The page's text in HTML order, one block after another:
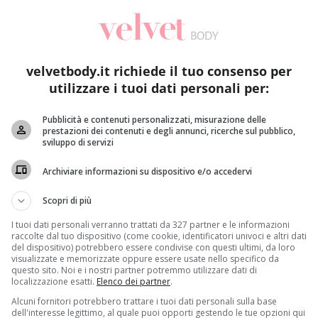
tigri anche in Europa, potrebbero entrare in azione
velvetbody.it richiede il tuo consenso per
utilizzare i tuoi dati personali per:
Pubblicità e contenuti personalizzati, misurazione delle
prestazioni dei contenuti e degli annunci, ricerche sul pubblico,
sviluppo di servizi
Archiviare informazioni su dispositivo e/o accedervi
Scopri di più
I tuoi dati personali verranno trattati da 327 partner e le informazioni
raccolte dal tuo dispositivo (come cookie, identificatori univoci e altri dati
del dispositivo) potrebbero essere condivise con questi ultimi, da loro
visualizzate e memorizzate oppure essere usate nello specifico da
questo sito. Noi e i nostri partner potremmo utilizzare dati di
localizzazione esatti. Elenco dei partner.
Alcuni fornitori potrebbero trattare i tuoi dati personali sulla base
dell'interesse legittimo, al quale puoi opporti gestendo le tue opzioni qui